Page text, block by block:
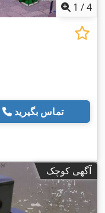
1 /4
تماس بگیرید
آگهی کوچک